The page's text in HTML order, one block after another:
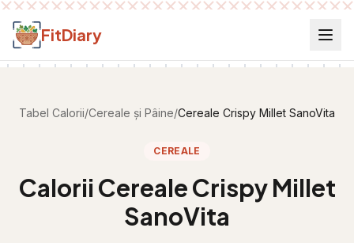
Salt la conținut
FitDiary
Tabel Calorii/Cereale și Pâine/Cereale Crispy Millet SanoVita
CEREALE
Calorii Cereale Crispy Millet
SanoVita